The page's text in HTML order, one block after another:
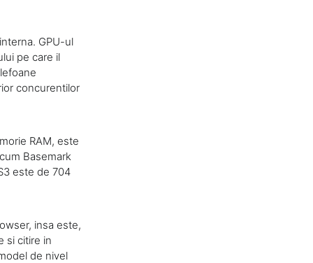
GPU-ul
pe care il
concurentilor
RAM, este
Basemark
este de 704
insa este,
si citire in
de nivel